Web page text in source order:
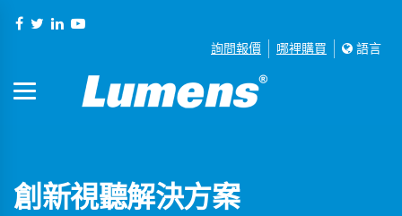
詢問報價 哪裡購買 語言
創新視聽解決方案